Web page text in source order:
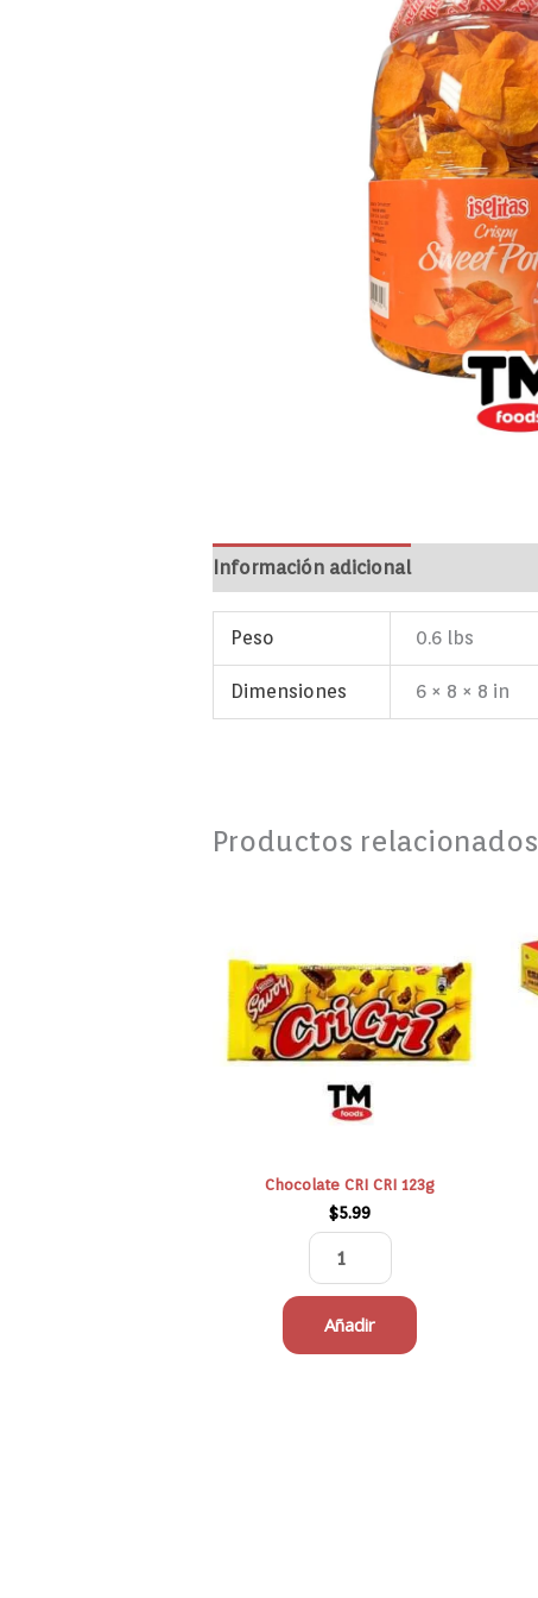
Información adicional
Peso 0.6 lbs
Dimensiones 6 × 8 × 8 in
Productos relacionados
Chocolate CRI CRI 123g
$5.99
123g
cantidad
Añadir